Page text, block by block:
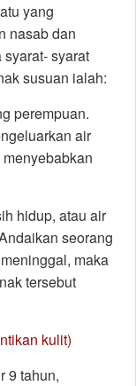
yang
nasab dan
syarat
susuan ialah:
perempuan.
air
hidup, atau air
seorang
maka
tersebut
kulit)
9 tahun,